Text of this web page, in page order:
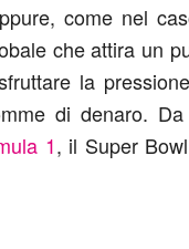
come nel
che attira un
la
di denaro.
1, il Super